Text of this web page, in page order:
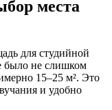
места
для студийной
было не слишком
15–25 м². Это
и удобно